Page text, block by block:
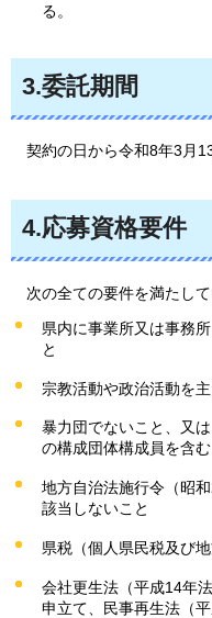
る。
3.委託期間
契約の日から令和8年3月
4.応募資格要件
次の全ての要件を満たし
県内に事業所又は事務
と
宗教活動や政治活動を
暴力団でないこと、又
の構成団体構成員を含
地方自治法施行令（昭
該当しないこと
県税（個人県民税及び
会社更生法（平成14年
申立て、民事再生法（